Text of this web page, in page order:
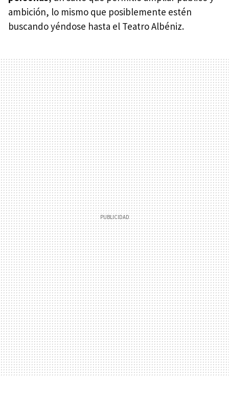
ambición, lo mismo que posiblemente estén
buscando yéndose hasta el Teatro Albéniz.